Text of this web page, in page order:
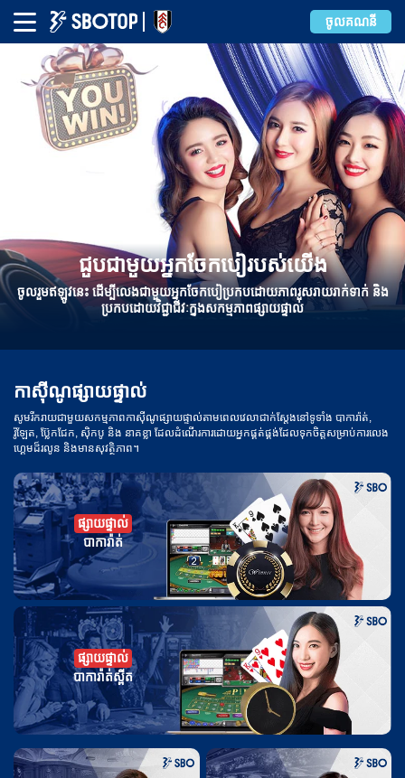
ចូលគណនី
ជួបជាមួយអ្នកចែកបៀរបស់យើង
ចូលរួមឥឡូវនេះ ដើម្បីលេងជាមួយអ្នកចែកបៀប្រកបដោយភាពរួសរាយរាក់ទាក់ និង
ប្រកបដោយវិជ្ជាជីវៈក្នុងសកម្មភាពផ្សាយផ្ទាល់
កាស៊ីណូផ្សាយផ្ទាល់
សូមរីករាយជាមួយសកម្មភាពកាស៊ីណូផ្សាយផ្ទាល់តាមពេលវេលាជាក់ស្តែងនៅទូទាំង បាការ៉ាត់,
រ៉ូឡែត, ប្ល៊ែកជែក, ស៊ិកបូ និង នាគខ្លា ដែលដំណើរការដោយអ្នកផ្គត់ផ្គង់ដែលទុកចិត្តសម្រាប់ការលេង
ហ្គេមដ៏រលូន និងមានសុវត្ថិភាព។
ផ្សាយផ្ទាល់
បាការ៉ាត់
ផ្សាយផ្ទាល់
បាការ៉ាត់ស្ពីត